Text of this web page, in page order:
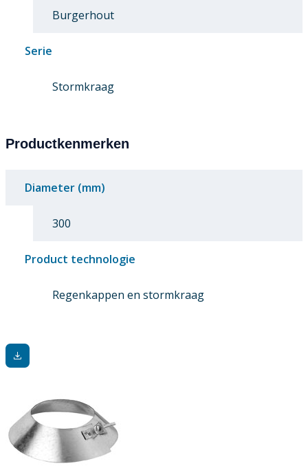
Burgerhout
Serie
Stormkraag
Productkenmerken
Diameter (mm)
300
Product technologie
Regenkappen en stormkraag